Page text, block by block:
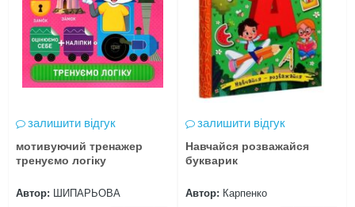
залишити відгук
мотивуючий тренажер
тренуємо логіку
Автор: ШИПАРЬОВА
залишити відгук
Навчайся розважайся
букварик
Автор: Карпенко